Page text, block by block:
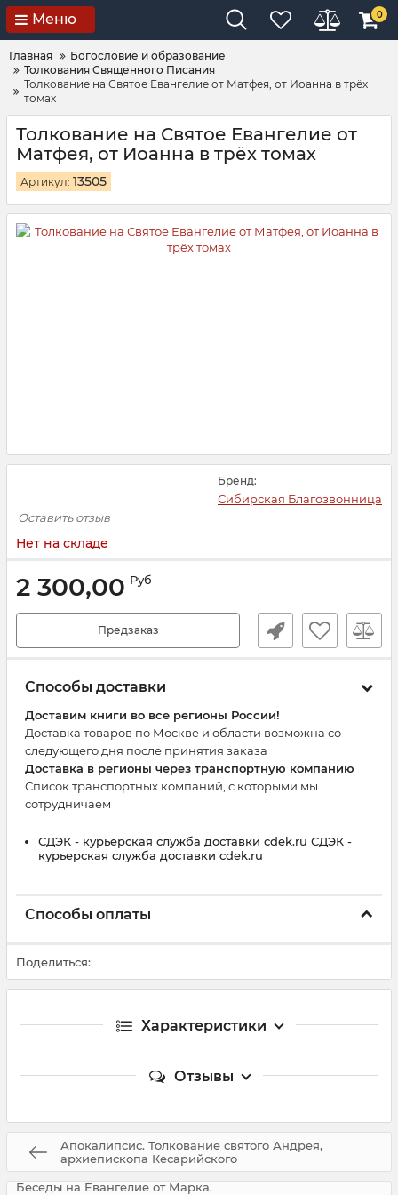
Меню 0
Главная
Богословие и образование
Толкования Священного Писания
Толкование на Святое Евангелие от Матфея, от Иоанна в трёх
томах
Толкование на Святое Евангелие от
Матфея, от Иоанна в трёх томах
Артикул: 13505
Бренд:
Сибирская Благозвонница
Оставить отзыв
Нет на складе
2 300,00 Руб
Предзаказ
Способы доставки
Доставим книги во все регионы России!
Доставка товаров по Москве и области возможна со
следующего дня после принятия заказа
Доставка в регионы через транспортную компанию
Список транспортных компаний, с которыми мы
сотрудничаем
СДЭК - курьерская служба доставки cdek.ru СДЭК -
курьерская служба доставки cdek.ru
Способы оплаты
Поделиться:
Характеристики
Отзывы
Апокалипсис. Толкование святого Андрея,
архиепископа Кесарийского
Беседы на Евангелие от Марка.